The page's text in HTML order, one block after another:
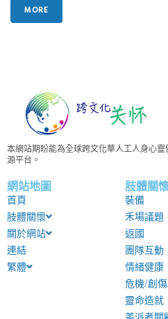
MORE
本網站期盼能為全球跨文化華人工人身心靈
源平台。
網站地圖
首頁
肢體關懷
關於網站
連結
繁體
肢體關
裝備
禾場議題
返國
團隊互動
情緒健康
危機/創
靈命造就